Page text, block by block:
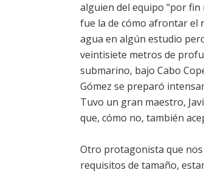
alguien del equipo "por fin
fue la de cómo afrontar el
agua en algún estudio
veintisiete metros de
submarino, bajo Cabo
Gómez se preparó
Tuvo un gran maestro,
que, cómo no, también
Otro protagonista que
requisitos de tamaño,